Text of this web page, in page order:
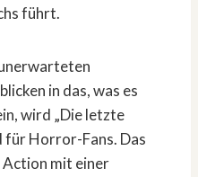
führt.
in das, was es
wird „Die letzte
für Horror-Fans. Das
Action mit einer